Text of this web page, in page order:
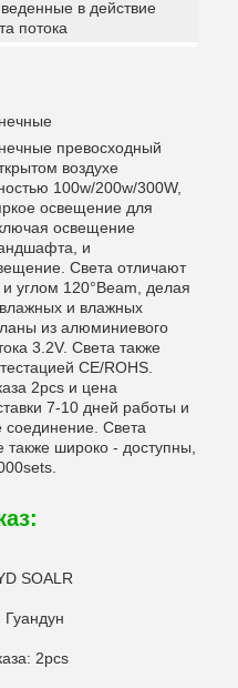
в действие
потока
превосходный
воздухе
100w/200w/300W,
освещение для
освещение
и
Света отличают
углом 120°Beam, делая
и влажных
из алюминиевого
3.2V. Света также
CE/ROHS.
2pcs и цена
7-10 дней работы и
соединение. Света
также широко - доступны,
SOALR
2pcs